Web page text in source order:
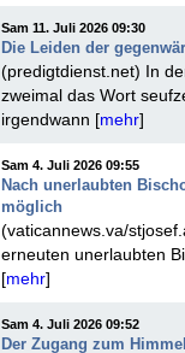
Sam 11. Juli 2026 09:30
Die Leiden der
(predigtdienst.net) In
zweimal das Wort
irgendwann [mehr]
Sam 4. Juli 2026 09:55
Nach unerlaubten
möglich
(vaticannews.va/
erneuten unerlaubten
[mehr]
Sam 4. Juli 2026 09:52
Der Zugang zum